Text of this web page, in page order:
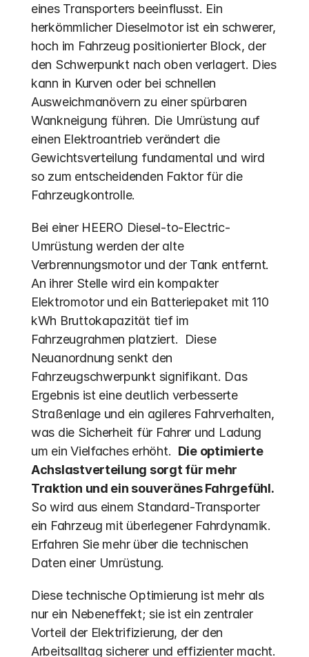
eines Transporters beeinflusst. Ein
herkömmlicher Dieselmotor ist ein schwerer,
hoch im Fahrzeug positionierter Block, der
den Schwerpunkt nach oben verlagert. Dies
kann in Kurven oder bei schnellen
Ausweichmanövern zu einer spürbaren
Wankneigung führen. Die Umrüstung auf
einen Elektroantrieb verändert die
Gewichtsverteilung fundamental und wird
so zum entscheidenden Faktor für die
Fahrzeugkontrolle.
Bei einer HEERO Diesel-to-Electric-
Umrüstung werden der alte
Verbrennungsmotor und der Tank entfernt.
An ihrer Stelle wird ein kompakter
Elektromotor und ein Batteriepaket mit 110
kWh Bruttokapazität tief im
Fahrzeugrahmen platziert.  Diese
Neuanordnung senkt den
Fahrzeugschwerpunkt signifikant. Das
Ergebnis ist eine deutlich verbesserte
Straßenlage und ein agileres Fahrverhalten,
was die Sicherheit für Fahrer und Ladung
um ein Vielfaches erhöht. Die optimierte
Achslastverteilung sorgt für mehr
Traktion und ein souveränes Fahrgefühl.
So wird aus einem Standard-Transporter
ein Fahrzeug mit überlegener Fahrdynamik.
Erfahren Sie mehr über die technischen
Daten einer Umrüstung.
Diese technische Optimierung ist mehr als
nur ein Nebeneffekt; sie ist ein zentraler
Vorteil der Elektrifizierung, der den
Arbeitsalltag sicherer und effizienter macht.